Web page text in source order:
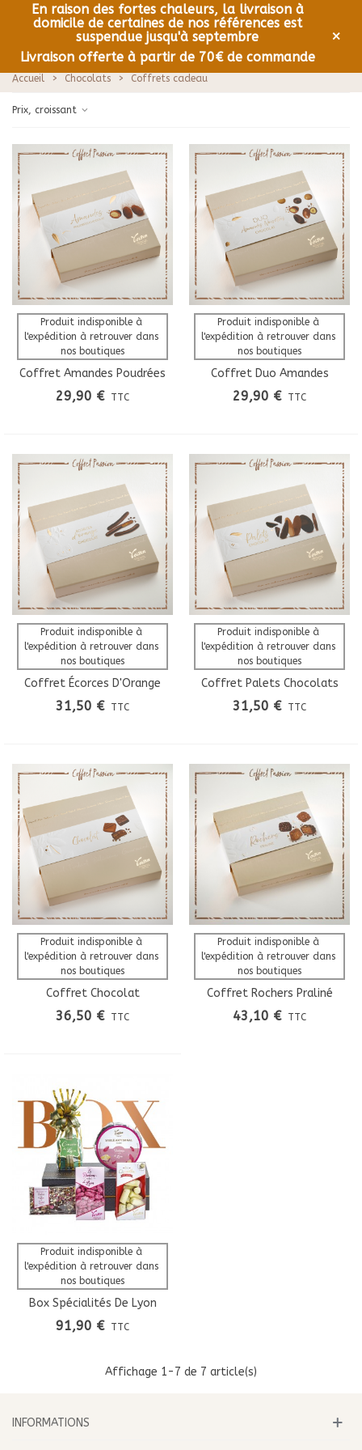
Menu 0
Accueil > Chocolats > Coffrets cadeau
Prix, croissant
Produit indisponible à
l'expédition à retrouver dans
nos boutiques
Coffret Amandes Poudrées
Chocolat
29,90 € TTC
Produit indisponible à
l'expédition à retrouver dans
nos boutiques
Coffret Duo Amandes
Noisettes Chocolat
29,90 € TTC
Produit indisponible à
l'expédition à retrouver dans
nos boutiques
Coffret Écorces D'Orange
Confites Maison
31,50 € TTC
Produit indisponible à
l'expédition à retrouver dans
nos boutiques
Coffret Palets Chocolats
31,50 € TTC
Produit indisponible à
l'expédition à retrouver dans
nos boutiques
Coffret Chocolat
36,50 € TTC
Produit indisponible à
l'expédition à retrouver dans
nos boutiques
Coffret Rochers Praliné
Malakoff
43,10 € TTC
Produit indisponible à
l'expédition à retrouver dans
nos boutiques
Box Spécialités De Lyon
91,90 € TTC
Affichage 1-7 de 7 article(s)
INFORMATIONS
En raison des fortes chaleurs, la livraison à
domicile de certaines de nos références est
suspendue jusqu'à septembre
Livraison offerte à partir de 70€ de commande
×